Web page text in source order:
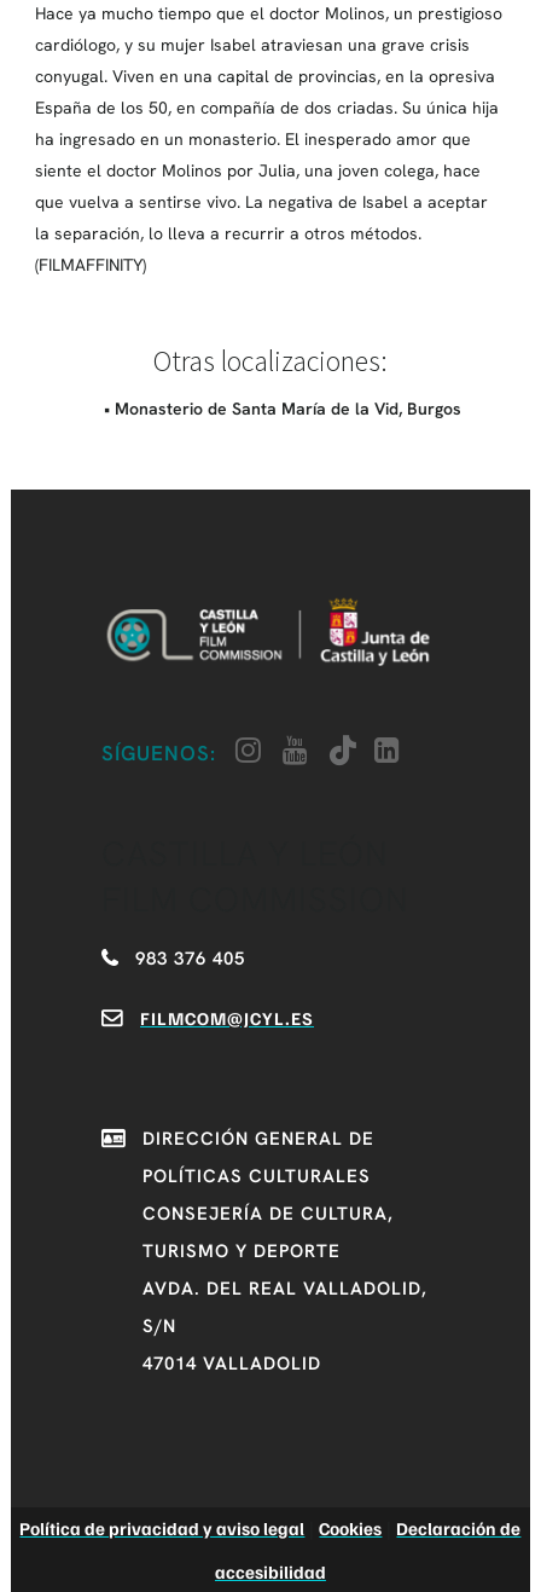
Hace ya mucho tiempo que el doctor Molinos, un prestigioso
cardiólogo, y su mujer Isabel atraviesan una grave crisis
conyugal. Viven en una capital de provincias, en la opresiva
España de los 50, en compañía de dos criadas. Su única hija
ha ingresado en un monasterio. El inesperado amor que
siente el doctor Molinos por Julia, una joven colega, hace
que vuelva a sentirse vivo. La negativa de Isabel a aceptar
la separación, lo lleva a recurrir a otros métodos.
(FILMAFFINITY)
Otras localizaciones:
• Monasterio de Santa María de la Vid, Burgos
SÍGUENOS:
983 376 405
FILMCOM@JCYL.ES
DIRECCIÓN GENERAL DE
POLÍTICAS CULTURALES
CONSEJERÍA DE CULTURA,
TURISMO Y DEPORTE
AVDA. DEL REAL VALLADOLID,
S/N
47014 VALLADOLID
Política de privacidad y aviso legal |Cookies
Declaración de
accesibilidad